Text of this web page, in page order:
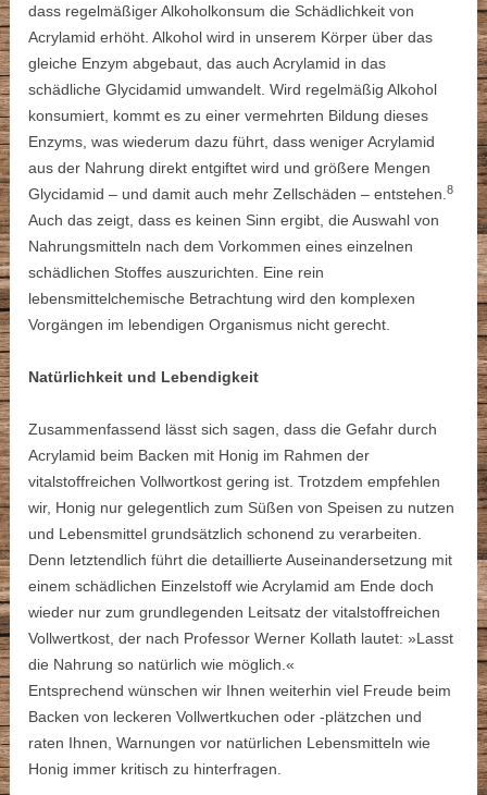
dass regelmäßiger Alkoholkonsum die Schädlichkeit von
Acrylamid erhöht. Alkohol wird in unserem Körper über das
gleiche Enzym abgebaut, das auch Acrylamid in das
schädliche Glycidamid umwandelt. Wird regelmäßig Alkohol
konsumiert, kommt es zu einer vermehrten Bildung dieses
Enzyms, was wiederum dazu führt, dass weniger Acrylamid
aus der Nahrung direkt entgiftet wird und größere Mengen
Glycidamid – und damit auch mehr Zellschäden – entstehen.8
Auch das zeigt, dass es keinen Sinn ergibt, die Auswahl von
Nahrungsmitteln nach dem Vorkommen eines einzelnen
schädlichen Stoffes auszurichten. Eine rein
lebensmittelchemische Betrachtung wird den komplexen
Vorgängen im lebendigen Organismus nicht gerecht.
Natürlichkeit und Lebendigkeit
Zusammenfassend lässt sich sagen, dass die Gefahr durch
Acrylamid beim Backen mit Honig im Rahmen der
vitalstoffreichen Vollwortkost gering ist. Trotzdem empfehlen
wir, Honig nur gelegentlich zum Süßen von Speisen zu nutzen
und Lebensmittel grundsätzlich schonend zu verarbeiten.
Denn letztendlich führt die detaillierte Auseinandersetzung mit
einem schädlichen Einzelstoff wie Acrylamid am Ende doch
wieder nur zum grundlegenden Leitsatz der vitalstoffreichen
Vollwertkost, der nach Professor Werner Kollath lautet: »Lasst
die Nahrung so natürlich wie möglich.«
Entsprechend wünschen wir Ihnen weiterhin viel Freude beim
Backen von leckeren Vollwertkuchen oder -plätzchen und
raten Ihnen, Warnungen vor natürlichen Lebensmitteln wie
Honig immer kritisch zu hinterfragen.